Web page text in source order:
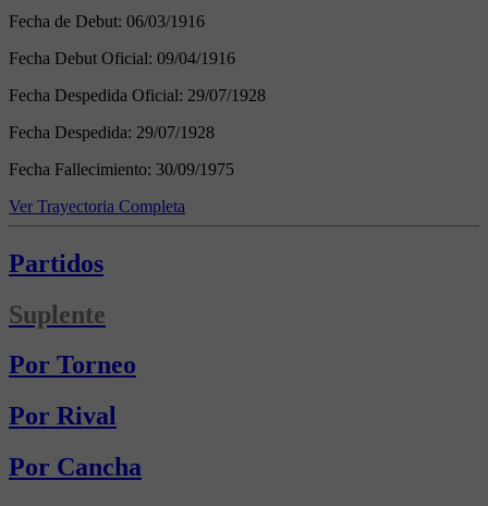
Fecha de Debut: 06/03/1916
Fecha Debut Oficial: 09/04/1916
Fecha Despedida Oficial: 29/07/1928
Fecha Despedida: 29/07/1928
Fecha Fallecimiento: 30/09/1975
Ver Trayectoria Completa
Partidos
Suplente
Por Torneo
Por Rival
Por Cancha